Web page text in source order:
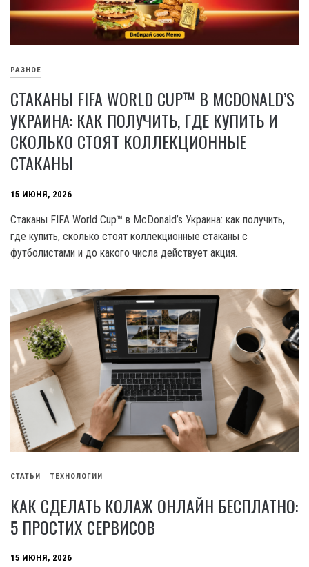
РАЗНОЕ
СТАКАНЫ FIFA WORLD CUP™ В MCDONALD’S
УКРАИНА: КАК ПОЛУЧИТЬ, ГДЕ КУПИТЬ И
СКОЛЬКО СТОЯТ КОЛЛЕКЦИОННЫЕ
СТАКАНЫ
15 ИЮНЯ, 2026
Стаканы FIFA World Cup™ в McDonald’s Украина: как получить,
где купить, сколько стоят коллекционные стаканы с
футболистами и до какого числа действует акция.
СТАТЬИ ТЕХНОЛОГИИ
КАК СДЕЛАТЬ КОЛАЖ ОНЛАЙН БЕСПЛАТНО:
5 ПРОСТИХ СЕРВИСОВ
15 ИЮНЯ, 2026